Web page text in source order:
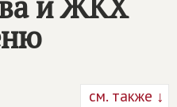
см. также ↓